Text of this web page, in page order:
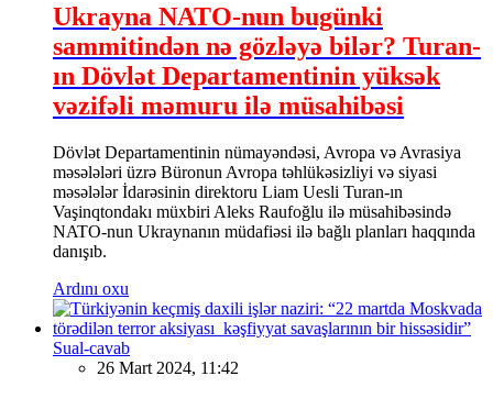
Ukrayna NATO-nun bugünki
sammitindən nə gözləyə bilər? Turan-
ın Dövlət Departamentinin yüksək
vəzifəli məmuru ilə müsahibəsi
Dövlət Departamentinin nümayəndəsi, Avropa və Avrasiya
məsələləri üzrə Büronun Avropa təhlükəsizliyi və siyasi
məsələlər İdarəsinin direktoru Liam Uesli Turan-ın
Vaşinqtondakı müxbiri Aleks Raufoğlu ilə müsahibəsində
NATO-nun Ukraynanın müdafiəsi ilə bağlı planları haqqında
danışıb.
Ardını oxu
Sual-cavab
26 Mart 2024, 11:42